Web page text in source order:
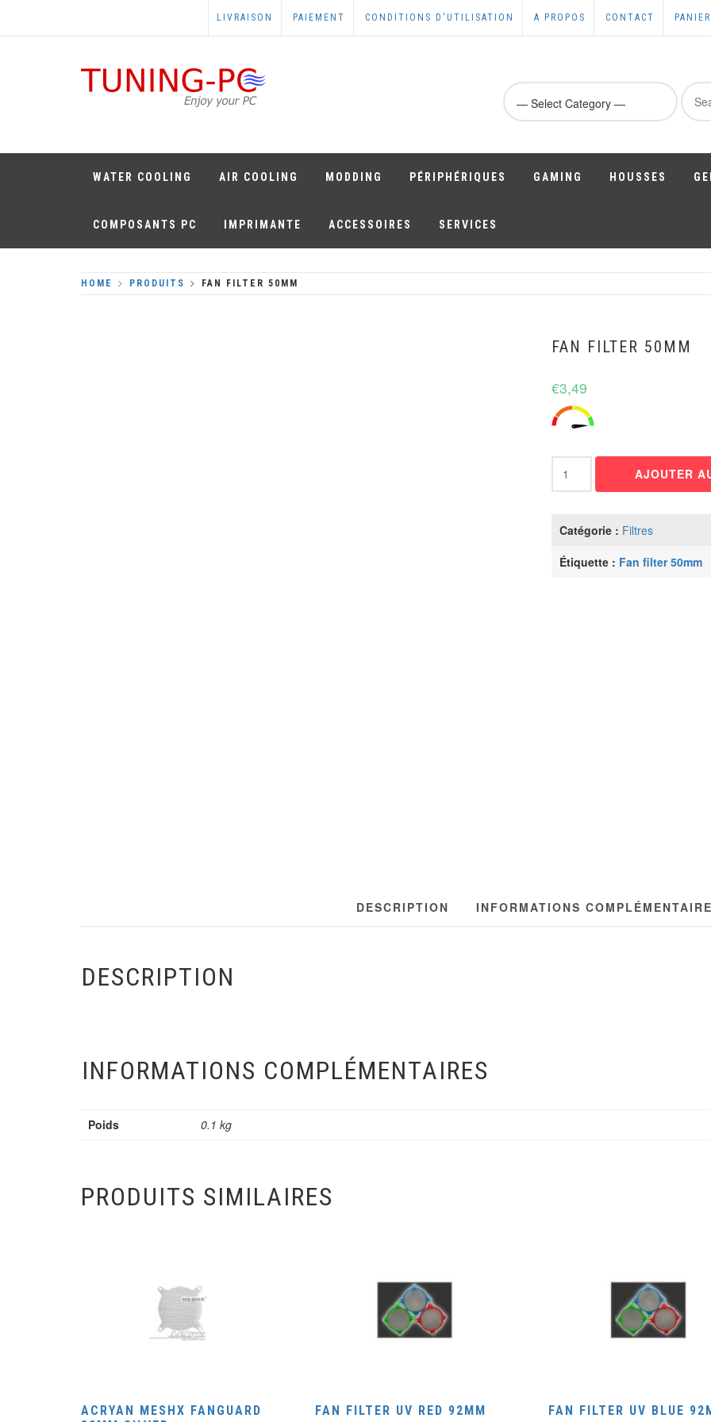
LIVRAISON PAIEMENT CONDITIONS D'UTILISATION A PROPOS CONTACT PANIER
for:
WATER COOLING AIR COOLING MODDING PÉRIPHÉRIQUES GAMING HOUSSES
COMPOSANTS PC IMPRIMANTE ACCESSOIRES SERVICES
HOME PRODUITS FAN FILTER 50MM
FAN FILTER 50MM
€3,49
quantité
Fan
50mm
AJOUTER
Catégorie : Filtres
Étiquette : Fan filter 50mm
DESCRIPTION INFORMATIONS
DESCRIPTION
INFORMATIONS COMPLÉMENTAIRES
Poids 0.1 kg
PRODUITS SIMILAIRES
ACRYAN MESHX FANGUARD
FAN FILTER UV RED 92MM FAN FILTER UV BLUE